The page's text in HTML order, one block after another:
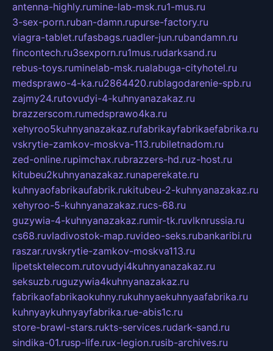
antenna-highly.rumine-lab-msk.ru1-mus.ru
3-sex-porn.ruban-damn.rupurse-factory.ru
viagra-tablet.rufasbags.ruadler-jun.rubandamn.ru
fincontech.ru3sexporn.ru1mus.rudarksand.ru
rebus-toys.ruminelab-msk.rualabuga-cityhotel.ru
medsprawo-4-ka.ru2864420.rublagodarenie-spb.ru
zajmy24.rutovudyi-4-kuhnyanazakaz.ru
brazzerscom.rumedsprawo4ka.ru
xehyroo5kuhnyanazakaz.rufabrikayfabrikaefabrika.ru
vskrytie-zamkov-moskva-113.rubiletnadom.ru
zed-online.rupimchax.rubrazzers-hd.ruz-host.ru
kitubeu2kuhnyanazakaz.runaperekate.ru
kuhnyaofabrikaufabrik.rukitubeu-2-kuhnyanazakaz.ru
xehyroo-5-kuhnyanazakaz.rucs-68.ru
guzywia-4-kuhnyanazakaz.rumir-tk.ruvlknrussia.ru
cs68.ruvladivostok-map.ruvideo-seks.rubankaribi.ru
raszar.ruvskrytie-zamkov-moskva113.ru
lipetsktelecom.rutovudyi4kuhnyanazakaz.ru
seksuzb.ruguzywia4kuhnyanazakaz.ru
fabrikaofabrikaokuhny.rukuhnyaekuhnyaafabrika.ru
kuhnyaykuhnyayfabrika.rue-abis1c.ru
store-brawl-stars.rukts-services.rudark-sand.ru
sindika-01.rusp-life.rux-legion.rusib-archives.ru